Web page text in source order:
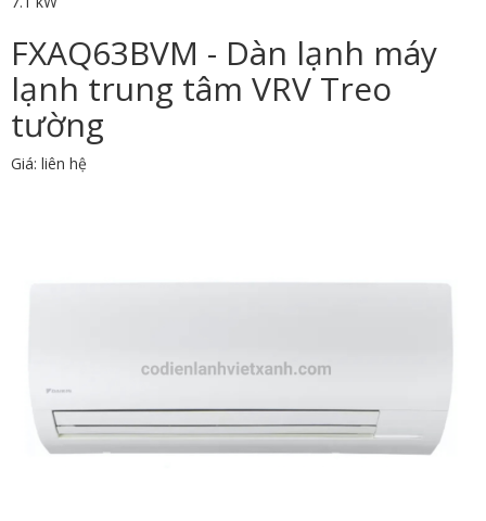
FXAQ63BVM - Dàn lạnh máy
lạnh trung tâm VRV Treo
tường
Giá: liên hệ